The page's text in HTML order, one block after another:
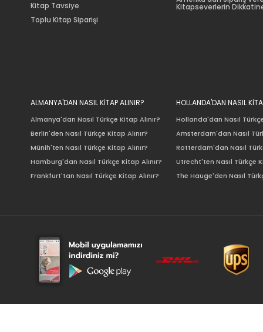
Kitap Tavsiye
Toplu Kitap Siparişi
Kitapseverlerin
ALMANYA'DAN NASIL KİTAP ALINIR?
Almanya'dan Nasıl Türkçe Kitap Alınır?
Berlin'den Nasıl Türkçe Kitap Alınır?
Münih'ten Nasıl Türkçe Kitap Alınır?
Hamburg'dan Nasıl Türkçe Kitap Alınır?
Frankfurt'tan Nasıl Türkçe Kitap Alınır?
HOLLANDA'DAN NASIL
Hollanda'dan Nasıl
Amsterdam'dan Nasıl
Rotterdam'dan Nasıl
Utrecht'ten Nasıl Türkçe
The Hauge'den Nasıl